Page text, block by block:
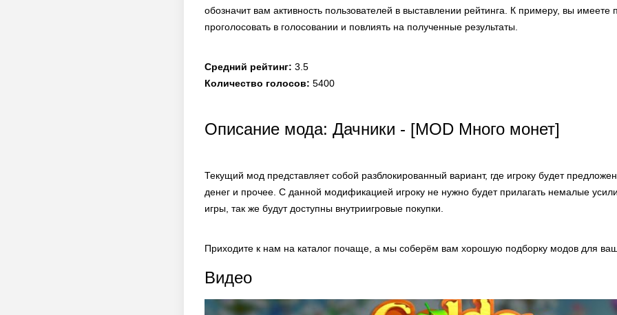
обозначит вам активность пользователей в выставлении рейтинга. К примеру, вы имеете
проголосовать в голосовании и повлиять на полученные результаты.
Средний рейтинг: 3.5
Количество голосов: 5400
Описание мода: Дачники - [MOD Много монет]
Текущий мод представляет собой разблокированный вариант, где игроку будет
денег и прочее. С данной модификацией игроку не нужно будет прилагать немалые
игры, так же будут доступны внутриигровые покупки.
Приходите к нам на каталог почаще, а мы соберём вам хорошую подборку модов для
Видео